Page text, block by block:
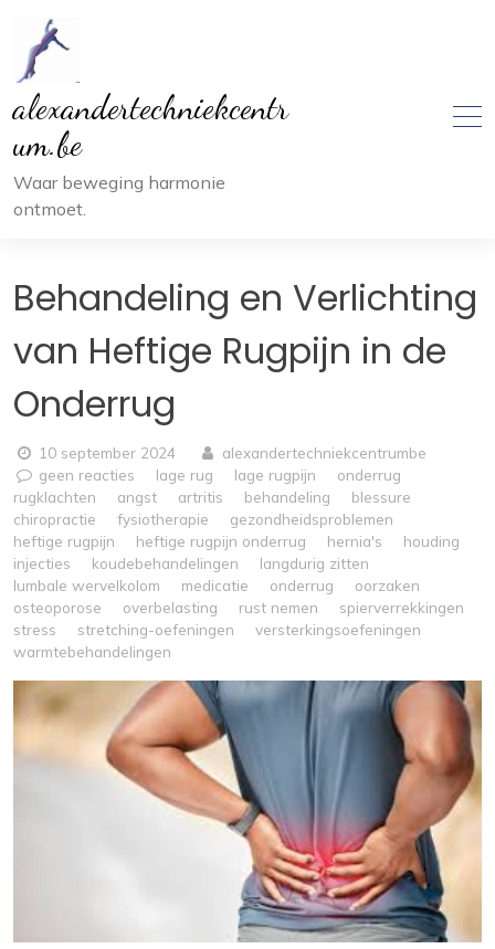
inhoud
alexandertechniekcentr
um.be
Waar beweging harmonie
ontmoet.
Behandeling en Verlichting
van Heftige Rugpijn in de
Onderrug
10 september 2024
alexandertechniekcentrumbe
geen reacties
lage rug lage rugpijn
onderrug
rugklachten
angst artritis behandeling
blessure
chiropractie
fysiotherapie
gezondheidsproblemen
heftige rugpijn
heftige rugpijn onderrug hernia's
houding
injecties
koudebehandelingen
langdurig zitten
lumbale wervelkolom
medicatie onderrug
oorzaken
osteoporose
overbelasting rust nemen
spierverrekkingen
stress
stretching-oefeningen
versterkingsoefeningen
warmtebehandelingen